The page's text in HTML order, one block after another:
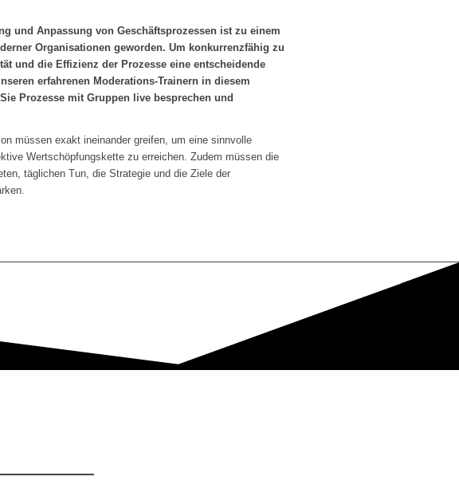
und Anpassung von Geschäftsprozessen ist zu einem
Organisationen geworden. Um konkurrenzfähig zu
und die Effizienz der Prozesse eine entscheidende
erfahrenen Moderations-Trainern in diesem
Prozesse mit Gruppen live besprechen und
müssen exakt ineinander greifen, um eine sinnvolle
Wertschöpfungskette zu erreichen. Zudem müssen die
täglichen Tun, die Strategie und die Ziele der